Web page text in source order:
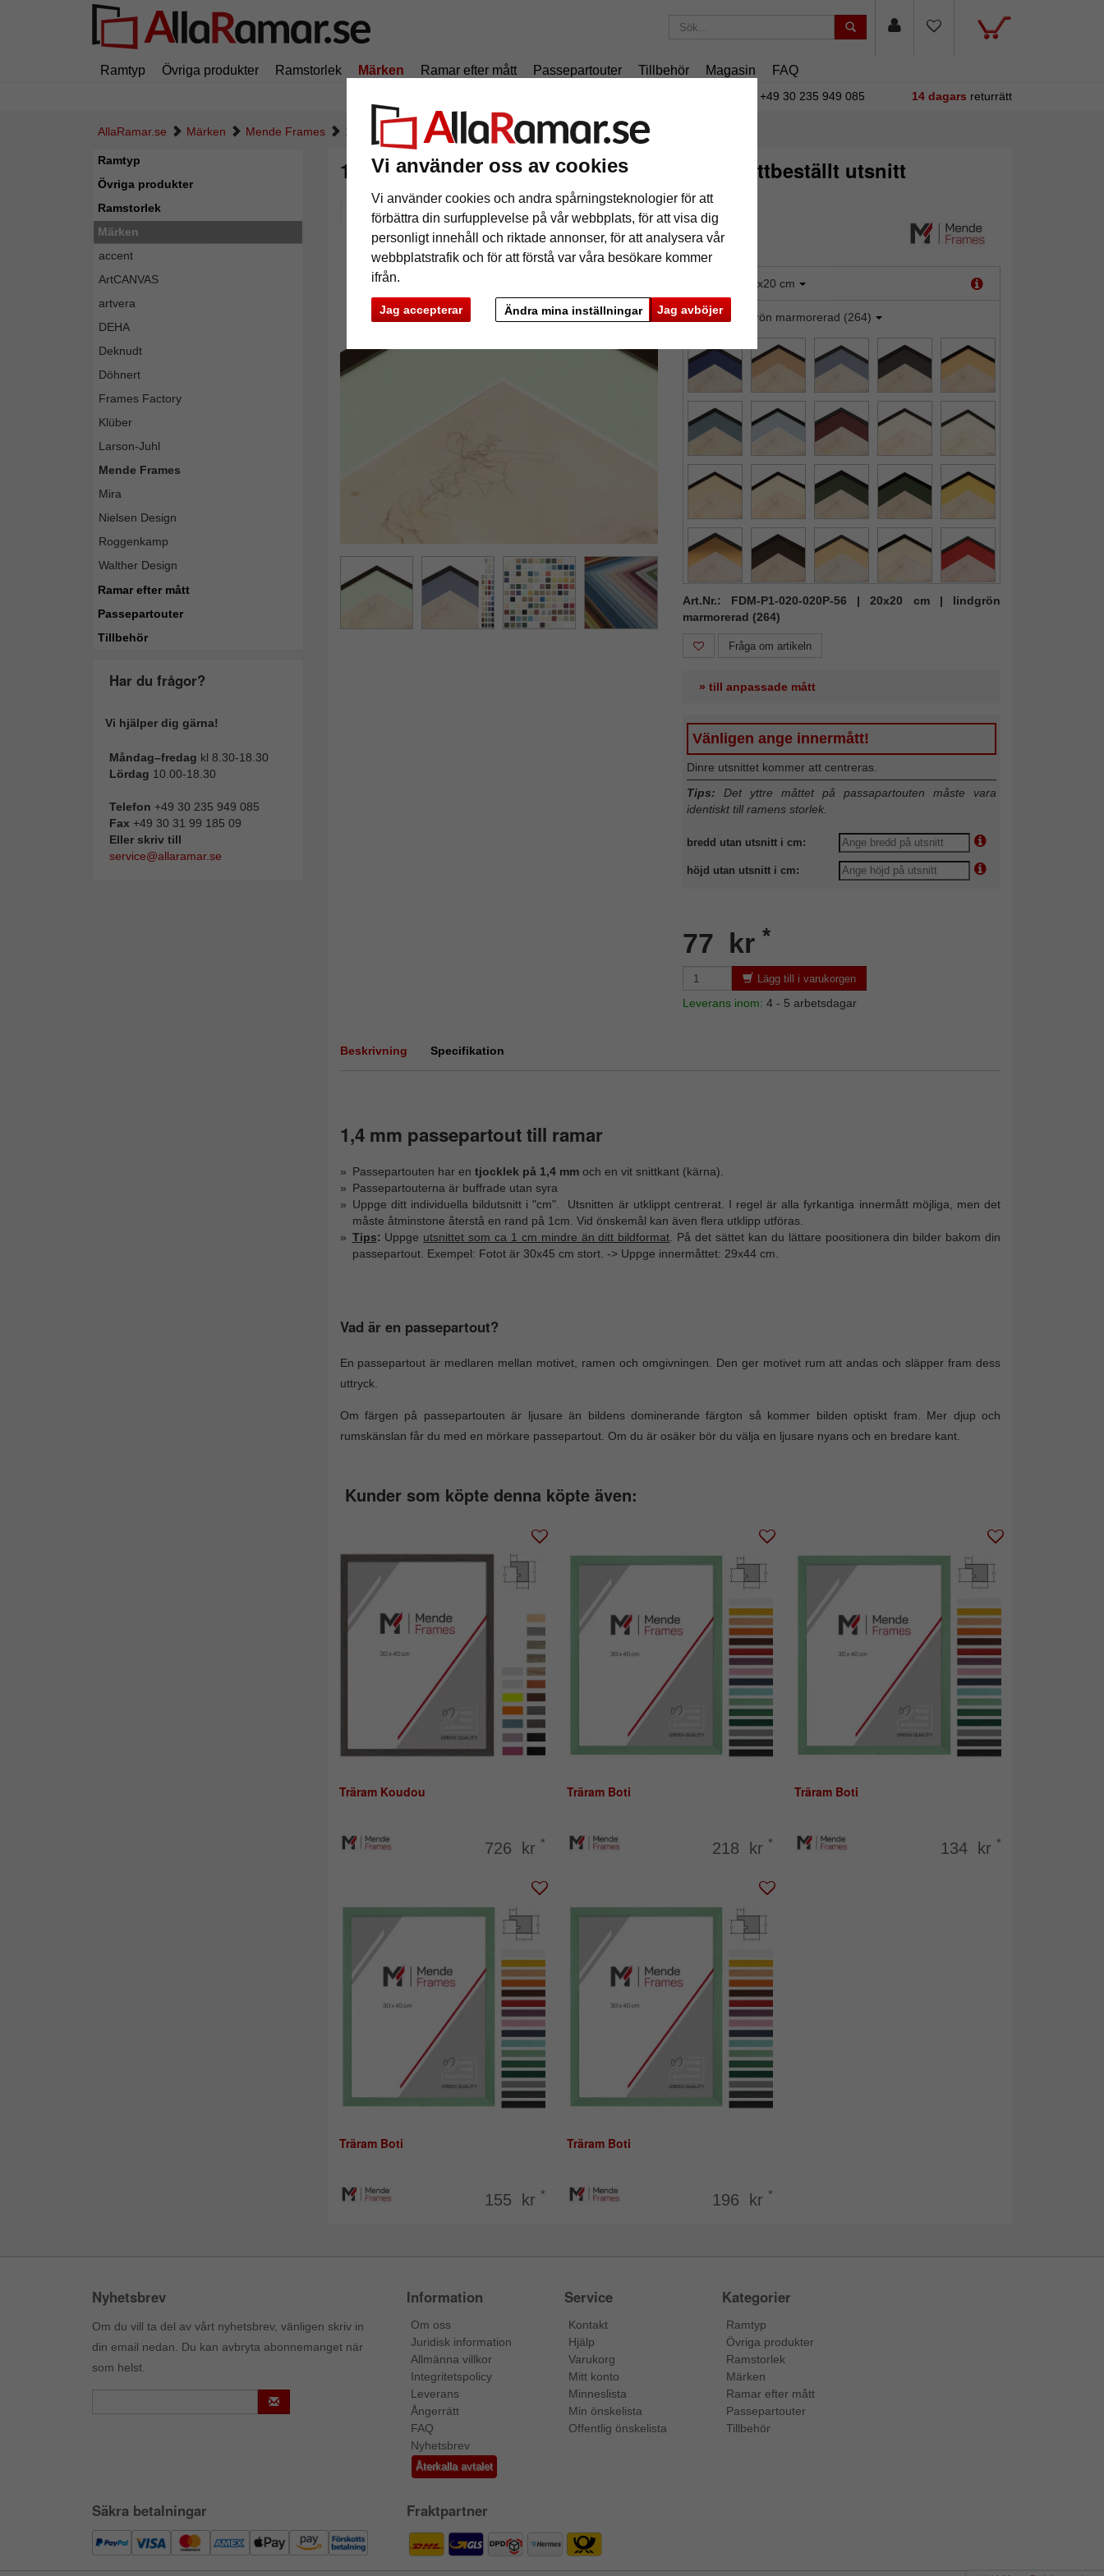
Vi använder oss av cookies
Vi använder cookies och andra spårningsteknologier för att
förbättra din surfupplevelse på vår webbplats, för att visa dig
personligt innehåll och riktade annonser, för att analysera vår
webbplatstrafik och för att förstå var våra besökare kommer
ifrån.
Jag accepterar Jag avböjer
Ändra mina inställningar
Ramtyp Övriga produkter Ramstorlek Märken Ramar efter mått Passepartouter Tillbehör Magasin FAQ
+49 30 235 949 085 14 dagars returrätt
AllaRamar.se Märken Mende Frames 1,4 mm passepartout i museikvalitet med måttbeställt utsnitt
Ramtyp
Övriga produkter
Ramstorlek
Märken
accent
ArtCANVAS
artvera
DEHA
Deknudt
Döhnert
Frames Factory
Klüber
Larson-Juhl
Mende Frames
Mira
Nielsen Design
Roggenkamp
Walther Design
Ramar efter mått
Passepartouter
Tillbehör
Har du frågor?
Vi hjälper dig gärna!
Måndag–fredag kl 8.30-18.30
Lördag 10.00-18.30
Telefon +49 30 235 949 085
Fax +49 30 31 99 185 09
Eller skriv till
service@allaramar.se
1,4 mm passepartout i museikvalitet med måttbeställt utsnitt
Pictures Preview
Nästa
20x20 cm
färg: lindgrön marmorerad (264)
Art.Nr.: FDM-P1-020-020P-56 | 20x20 cm | lindgrön
marmorerad (264)
Fråga om artikeln
» till anpassade mått
Vänligen ange innermått!
Dinre utsnittet kommer att centreras.
Tips: Det yttre måttet på passapartouten måste vara
identiskt till ramens storlek.
bredd utan utsnitt i cm:
höjd utan utsnitt i cm:
77 kr *
Lägg till i varukorgen
Leverans inom: 4 - 5 arbetsdagar
Beskrivning Specifikation
1,4 mm passepartout till ramar
Passepartouten har en tjocklek på 1,4 mm och en vit snittkant (kärna).
Passepartouterna är buffrade utan syra
Uppge ditt individuella bildutsnitt i "cm". Utsnitten är utklippt centrerat. I regel är alla fyrkantiga innermått möjliga, men det
måste åtminstone återstå en rand på 1cm. Vid önskemål kan även flera utklipp utföras.
Tips: Uppge utsnittet som ca 1 cm mindre än ditt bildformat . På det sättet kan du lättare poositionera din bilder bakom din
passepartout. Exempel: Fotot är 30x45 cm stort. -> Uppge innermåttet: 29x44 cm.
Vad är en passepartout?
En passepartout är medlaren mellan motivet, ramen och omgivningen. Den ger motivet rum att andas och släpper fram dess
uttryck.
Om färgen på passepartouten är ljusare än bildens dominerande färgton så kommer bilden optiskt fram. Mer djup och
rumskänslan får du med en mörkare passepartout. Om du är osäker bör du välja en ljusare nyans och en bredare kant.
Kunder som köpte denna köpte även:
Träram Koudou
726 kr *
Träram Boti
218 kr *
Träram Boti
134 kr *
Träram Boti
155 kr *
Träram Boti
196 kr *
Nyhetsbrev
Om du vill ta del av vårt nyhetsbrev, vänligen skriv in
din email nedan. Du kan avbryta abonnemanget när
som helst.
Information
Om oss
Juridisk information
Allmänna villkor
Integritetspolicy
Leverans
Ångerrätt
FAQ
Nyhetsbrev
Återkalla avtalet
Service
Kontakt
Hjälp
Varukorg
Mitt konto
Minneslista
Min önskelista
Offentlig önskelista
Kategorier
Ramtyp
Övriga produkter
Ramstorlek
Märken
Ramar efter mått
Passepartouter
Tillbehör
Säkra betalningar Fraktpartner